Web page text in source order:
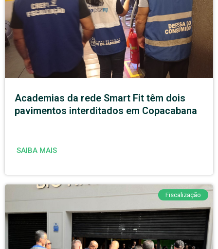
Academias da rede Smart Fit têm dois
pavimentos interditados em Copacabana
SAIBA MAIS
Fiscalização